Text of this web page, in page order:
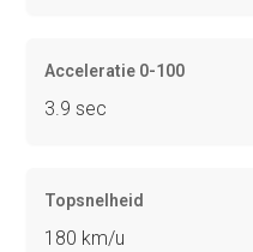
Acceleratie 0-100
3.9 sec
Topsnelheid
180 km/u